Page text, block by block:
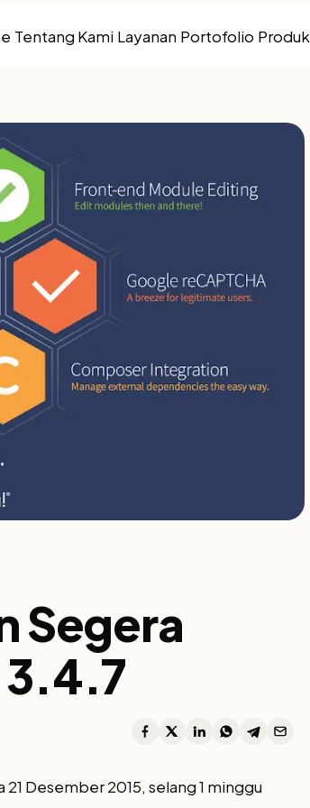
Tentang Kami Layanan Portofolio Produk
Segera
3.4.7
Desember 2015, selang 1 minggu